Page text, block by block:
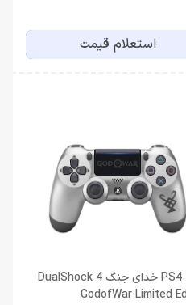
استعلام قیمت
دسته PS4 خدای جنگ DualShock 4
GodofWar Limited